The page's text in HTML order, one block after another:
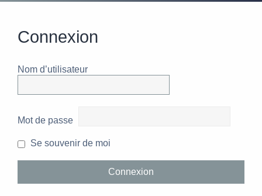
Connexion
Nom d’utilisateur
Mot de passe
Se souvenir de moi